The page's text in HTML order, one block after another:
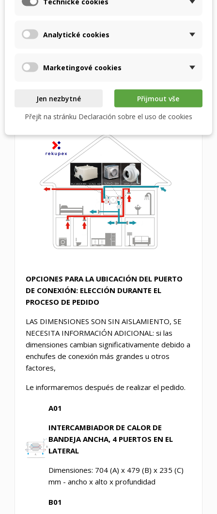
ESQUEMA DE CONEXIÓN DE RECUBOX EN UNA
OPCIONES PARA LA UBICACIÓN DEL PUERTO
DE CONEXIÓN: ELECCIÓN DURANTE EL
PROCESO DE PEDIDO
LAS DIMENSIONES SON SIN AISLAMIENTO, SE
NECESITA INFORMACIÓN ADICIONAL: si las
dimensiones cambian significativamente debido a
enchufes de conexión más grandes u otros
factores,
Le informaremos después de realizar el pedido.
A01
INTERCAMBIADOR DE CALOR DE
BANDEJA ANCHA, 4 PUERTOS EN EL
LATERAL
Dimensiones: 704 (A) x 479 (B) x 235 (C)
mm - ancho x alto x profundidad
B01
Analytické cookies
Marketingové cookies
Jen nezbytné
Přijmout vše
Přejít na stránku Declaración sobre el uso de cookies